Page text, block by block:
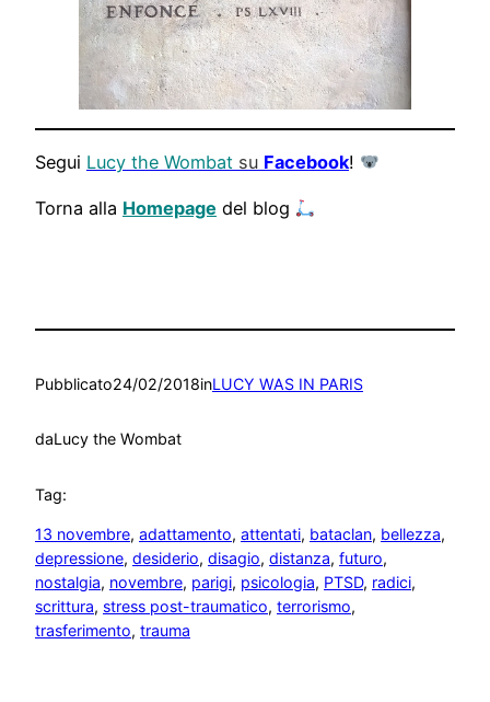
Segui Lucy the Wombat su Facebook!
Torna alla Homepage del blog
Pubblicato24/02/2018inLUCY WAS IN PARIS
daLucy the Wombat
Tag:
13 novembre, adattamento, attentati, bataclan, bellezza
depressione, desiderio, disagio, distanza, futuro
nostalgia, novembre, parigi, psicologia, PTSD, radici
scrittura, stress post-traumatico, terrorismo
trasferimento, trauma